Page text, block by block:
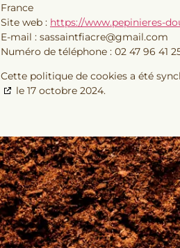
France
Site web : https://www.pepinieres-
E-mail :sassaintfiacre@gmail.com
Numéro de téléphone : 02 47 96 41
Cette politique de cookies a été
le 17 octobre 2024.